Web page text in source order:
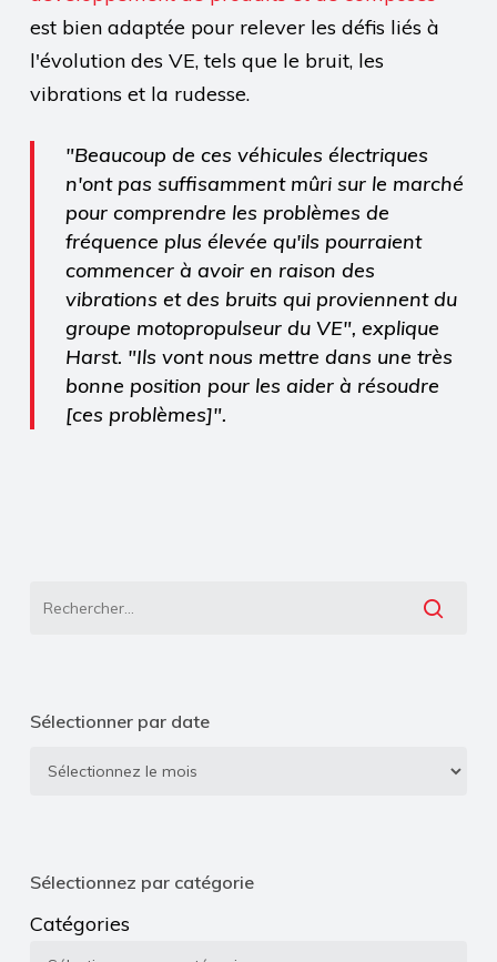
est bien adaptée pour relever les défis liés à
l'évolution des VE, tels que le bruit, les
vibrations et la rudesse.
"Beaucoup de ces véhicules électriques
n'ont pas suffisamment mûri sur le marché
pour comprendre les problèmes de
fréquence plus élevée qu'ils pourraient
commencer à avoir en raison des
vibrations et des bruits qui proviennent du
groupe motopropulseur du VE", explique
Harst. "Ils vont nous mettre dans une très
bonne position pour les aider à résoudre
[ces problèmes]".
Sélectionner par date
Sélectionner
Sélectionnez par catégorie
Catégories